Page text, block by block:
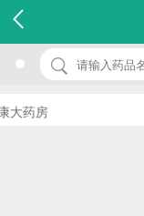
药房
名 称：橡皮障套装brd-c12
品 牌：(蓝野)